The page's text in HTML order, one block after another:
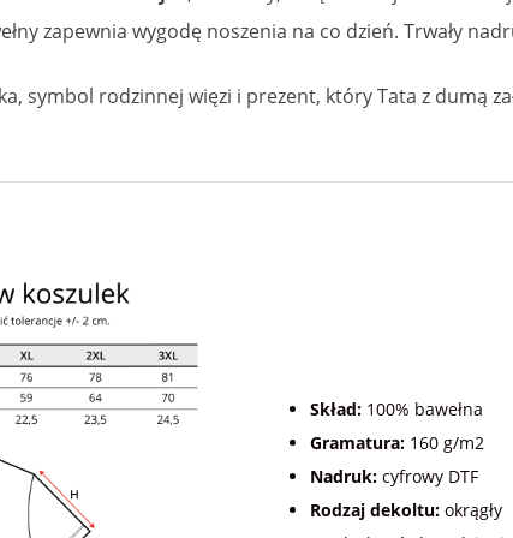
zapewnia wygodę noszenia na co dzień. Trwały
symbol rodzinnej więzi i prezent, który Tata z dumą
Skład: 100% bawełna
Gramatura: 160 g/m2
Nadruk: cyfrowy DTF
Rodzaj dekoltu: okrągły